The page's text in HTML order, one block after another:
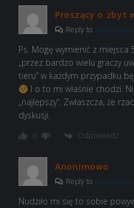
Proszący o zbyt
Reply to Anonimowo
Ps. Mogę wymienić z
„przez bardzo wielu graczy
tieru” w każdym przypadku
I o to mi właśnie chodzi.
„najlepszy”. Zwłaszcza, że
dyskusji.
0 Odpowiedz
Anonimowo
Reply to Anonimowo
Nudziło mi się to sobie